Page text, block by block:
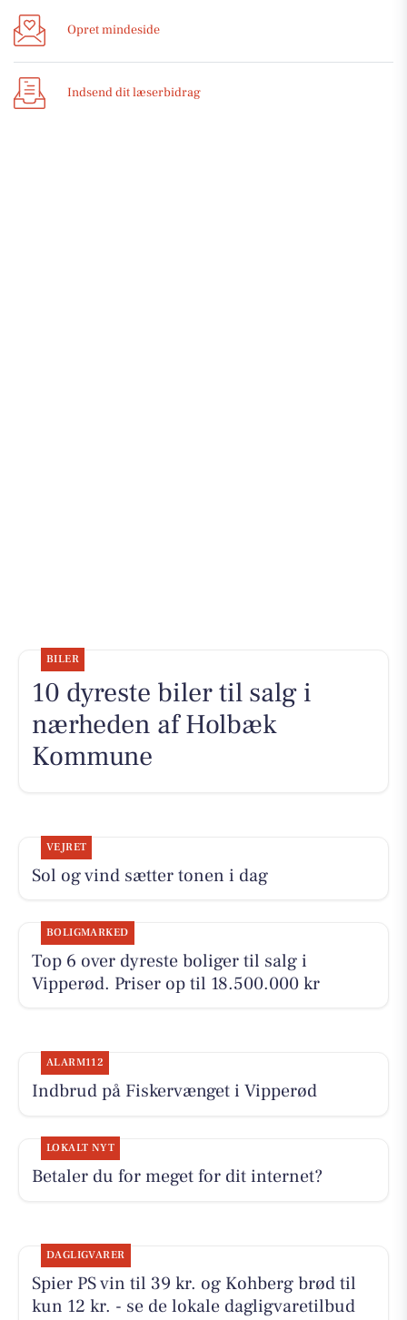
Opret mindeside
Indsend dit læserbidrag
BILER
10 dyreste biler til salg i
nærheden af Holbæk
Kommune
VEJRET
Sol og vind sætter tonen i dag
BOLIGMARKED
Top 6 over dyreste boliger til salg i
Vipperød. Priser op til 18.500.000 kr
ALARM112
Indbrud på Fiskervænget i Vipperød
LOKALT NYT
Betaler du for meget for dit internet?
DAGLIGVARER
Spier PS vin til 39 kr. og Kohberg brød til
kun 12 kr. - se de lokale dagligvaretilbud